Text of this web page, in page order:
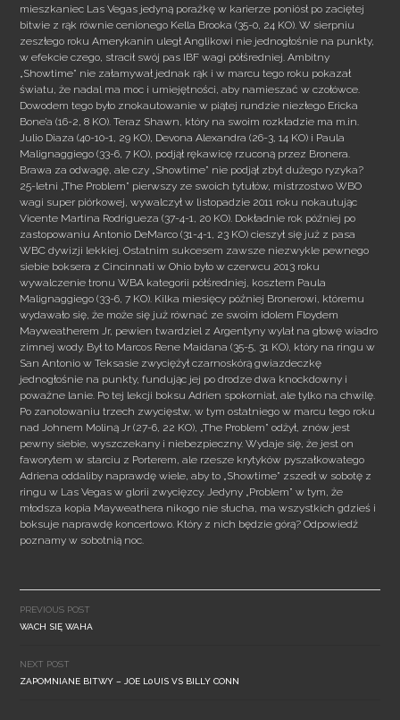
mieszkaniec Las Vegas jedyną porażkę w karierze poniósł po zaciętej
bitwie z rąk równie cenionego Kella Brooka (35-0, 24 KO). W sierpniu
zeszłego roku Amerykanin uległ Anglikowi nie jednogłośnie na punkty,
w efekcie czego, stracił swój pas IBF wagi półśredniej. Ambitny
„Showtime” nie załamywał jednak rąk i w marcu tego roku pokazał
światu, że nadal ma moc i umiejętności, aby namieszać w czołówce.
Dowodem tego było znokautowanie w piątej rundzie niezłego Ericka
Bone’a (16-2, 8 KO). Teraz Shawn, który na swoim rozkładzie ma m.in.
Julio Diaza (40-10-1, 29 KO), Devona Alexandra (26-3, 14 KO) i Paula
Malignaggiego (33-6, 7 KO), podjął rękawicę rzuconą przez Bronera.
Brawa za odwagę, ale czy „Showtime” nie podjął zbyt dużego ryzyka?
25-letni „The Problem” pierwszy ze swoich tytułów, mistrzostwo WBO
wagi super piórkowej, wywalczył w listopadzie 2011 roku nokautując
Vicente Martina Rodrigueza (37-4-1, 20 KO). Dokładnie rok później po
zastopowaniu Antonio DeMarco (31-4-1, 23 KO) cieszył się już z pasa
WBC dywizji lekkiej. Ostatnim sukcesem zawsze niezwykle pewnego
siebie boksera z Cincinnati w Ohio było w czerwcu 2013 roku
wywalczenie tronu WBA kategorii półśredniej, kosztem Paula
Malignaggiego (33-6, 7 KO). Kilka miesięcy później Bronerowi, któremu
wydawało się, że może się już równać ze swoim idolem Floydem
Mayweatherem Jr, pewien twardziel z Argentyny wylał na głowę wiadro
zimnej wody. Był to Marcos Rene Maidana (35-5, 31 KO), który na ringu w
San Antonio w Teksasie zwyciężył czarnoskórą gwiazdeczkę
jednogłośnie na punkty, fundując jej po drodze dwa knockdowny i
poważne lanie. Po tej lekcji boksu Adrien spokorniał, ale tylko na chwilę.
Po zanotowaniu trzech zwycięstw, w tym ostatniego w marcu tego roku
nad Johnem Moliną Jr (27-6, 22 KO), „The Problem” odżył, znów jest
pewny siebie, wyszczekany i niebezpieczny. Wydaje się, że jest on
faworytem w starciu z Porterem, ale rzesze krytyków pyszałkowatego
Adriena oddaliby naprawdę wiele, aby to „Showtime” zszedł w sobotę z
ringu w Las Vegas w glorii zwycięzcy. Jedyny „Problem” w tym, że
młodsza kopia Mayweathera nikogo nie słucha, ma wszystkich gdzieś i
boksuje naprawdę koncertowo. Który z nich będzie górą? Odpowiedź
poznamy w sobotnią noc.
navigation
PREVIOUS POST
WACH SIĘ WAHA
NEXT POST
ZAPOMNIANE BITWY – JOE L0UIS VS BILLY CONN